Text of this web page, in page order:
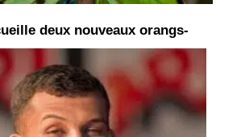
deux nouveaux orangs-